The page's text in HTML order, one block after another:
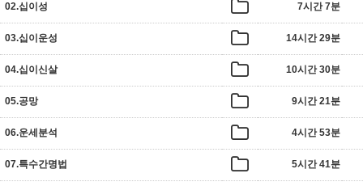
02.십이성 7시간 7분
03.십이운성 14시간 29분
04.십이신살 10시간 30분
05.공망 9시간 21분
06.운세분석 4시간 53분
07.특수간명법 5시간 41분